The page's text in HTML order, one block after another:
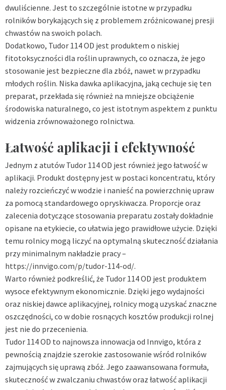
dwuliścienne. Jest to szczególnie istotne w przypadku
rolników borykających się z problemem zróżnicowanej presji
chwastów na swoich polach.
Dodatkowo, Tudor 114 OD jest produktem o niskiej
fitotoksyczności dla roślin uprawnych, co oznacza, że jego
stosowanie jest bezpieczne dla zbóż, nawet w przypadku
młodych roślin. Niska dawka aplikacyjna, jaką cechuje się ten
preparat, przekłada się również na mniejsze obciążenie
środowiska naturalnego, co jest istotnym aspektem z punktu
widzenia zrównoważonego rolnictwa.
Łatwość aplikacji i efektywność
Jednym z atutów Tudor 114 OD jest również jego łatwość w
aplikacji. Produkt dostępny jest w postaci koncentratu, który
należy rozcieńczyć w wodzie i nanieść na powierzchnię upraw
za pomocą standardowego opryskiwacza. Proporcje oraz
zalecenia dotyczące stosowania preparatu zostały dokładnie
opisane na etykiecie, co ułatwia jego prawidłowe użycie. Dzięki
temu rolnicy mogą liczyć na optymalną skuteczność działania
przy minimalnym nakładzie pracy –
https://innvigo.com/p/tudor-114-od/.
Warto również podkreślić, że Tudor 114 OD jest produktem
wysoce efektywnym ekonomicznie. Dzięki jego wydajności
oraz niskiej dawce aplikacyjnej, rolnicy mogą uzyskać znaczne
oszczędności, co w dobie rosnących kosztów produkcji rolnej
jest nie do przecenienia.
Tudor 114 OD to najnowsza innowacja od Innvigo, która z
pewnością znajdzie szerokie zastosowanie wśród rolników
zajmujących się uprawą zbóż. Jego zaawansowana formuła,
skuteczność w zwalczaniu chwastów oraz łatwość aplikacji